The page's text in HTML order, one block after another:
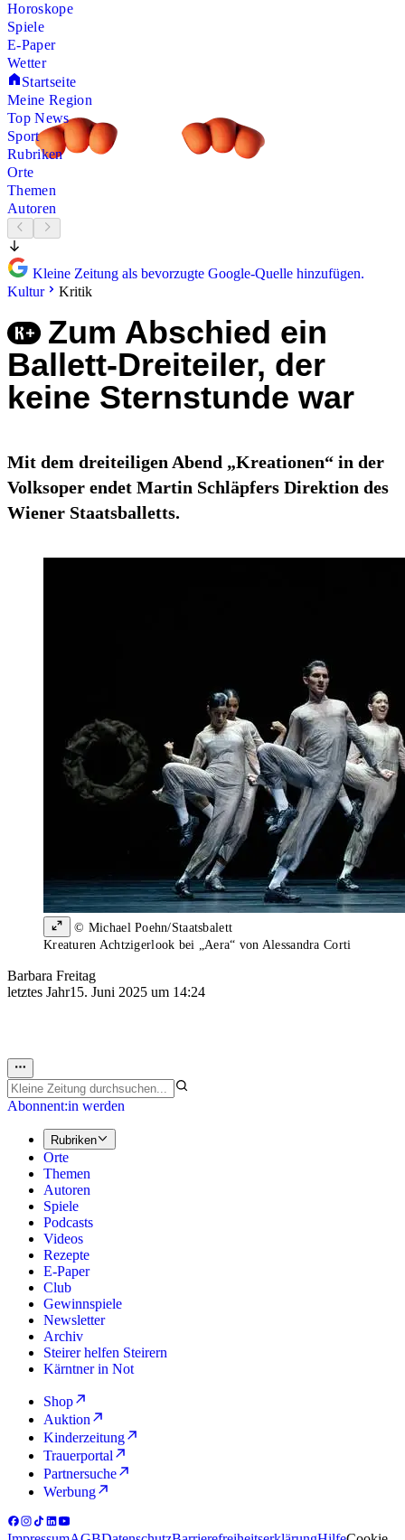
Horoskope
Spiele
E-Paper
Wetter
Startseite
Meine Region
Top News
Sport
Rubriken
Orte
Themen
Autoren
Kleine Zeitung als bevorzugte Google-Quelle hinzufügen.
Kultur
Kritik
Zum Abschied ein
Ballett-Dreiteiler, der
keine Sternstunde war
Mit dem dreiteiligen Abend „Kreationen“ in der
Volksoper endet Martin Schläpfers Direktion des
Wiener Staatsballetts.
© Michael Poehn/Staatsbalett
Kreaturen Achtzigerlook bei „Aera“ von Alessandra Corti
Barbara Freitag
letztes Jahr15. Juni 2025 um 14:24
Abonnent:in werden
Rubriken
Orte
Themen
Autoren
Spiele
Podcasts
Videos
Rezepte
E-Paper
Club
Gewinnspiele
Newsletter
Archiv
Steirer helfen Steirern
Kärntner in Not
Shop
Auktion
Kinderzeitung
Trauerportal
Partnersuche
Werbung